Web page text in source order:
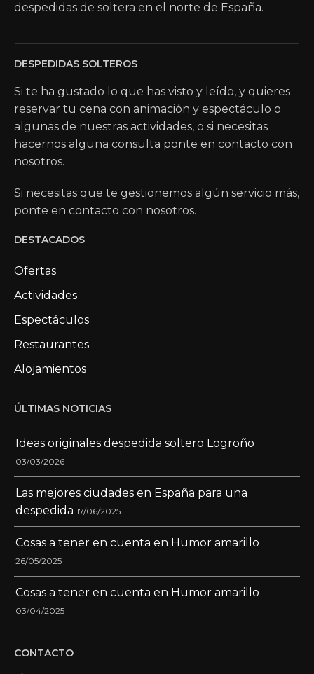
despedidas de soltera en el norte de España.
DESPEDIDAS SOLTEROS
Si te ha gustado lo que has visto y leído, y quieres
reservar tu cena con animación y espectáculo o
algunas de nuestras actividades, o si necesitas
hacernos alguna consulta ponte en contacto con
nosotros.
Si necesitas que te gestionemos algún servicio más,
ponte en contacto con nosotros.
DESTACADOS
Ofertas
Actividades
Espectáculos
Restaurantes
Alojamientos
ÚLTIMAS NOTICIAS
Ideas originales despedida soltero Logroño
03/03/2026
Las mejores ciudades en España para una
despedida 17/06/2025
Cosas a tener en cuenta en Humor amarillo
26/05/2025
Cosas a tener en cuenta en Humor amarillo
03/04/2025
CONTACTO